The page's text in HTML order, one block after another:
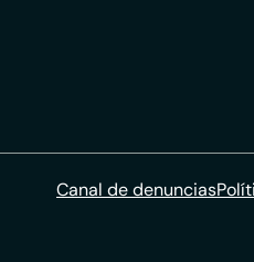
Canal de denuncias